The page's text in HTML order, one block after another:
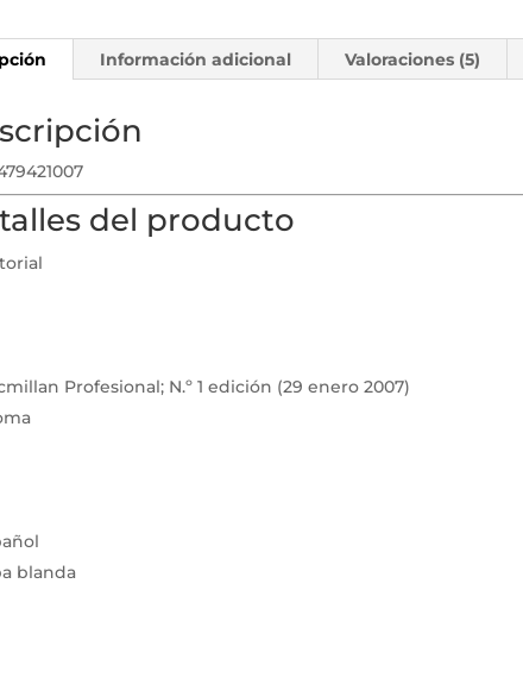
Información adicional Valoraciones (5)
del producto
Profesional; N.º 1 edición (29 enero 2007)
blanda